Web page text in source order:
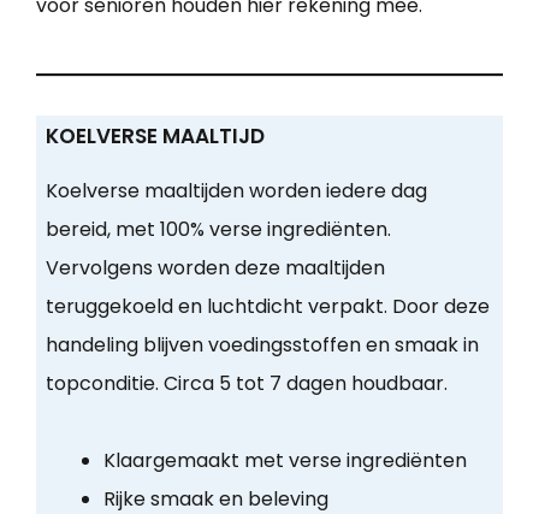
KOELVERSE MAALTIJD
Koelverse maaltijden worden iedere dag
bereid, met 100% verse ingrediënten.
Vervolgens worden deze maaltijden
teruggekoeld en luchtdicht verpakt. Door deze
handeling blijven voedingsstoffen en smaak in
topconditie. Circa 5 tot 7 dagen houdbaar.
Klaargemaakt met verse ingrediënten
Rijke smaak en beleving